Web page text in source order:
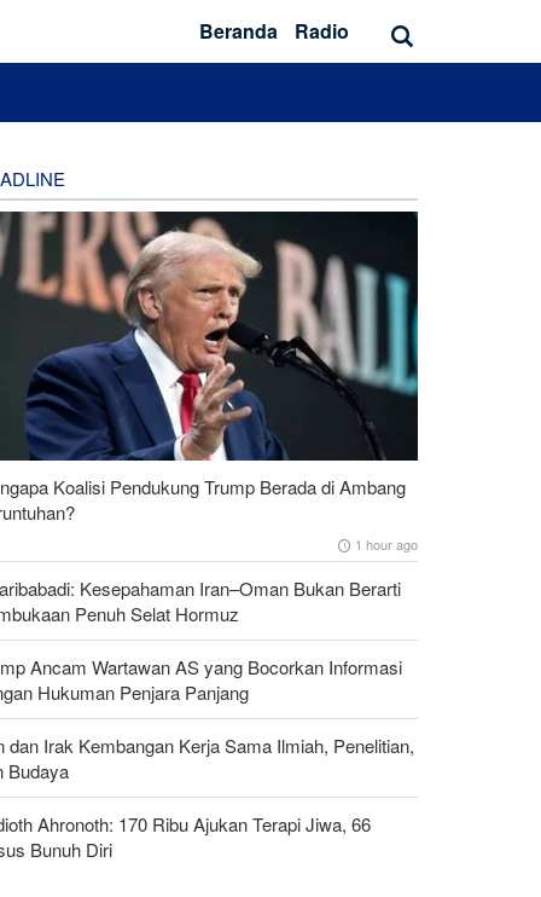
Beranda Radio
Koalisi Pendukung Trump Berada di Ambang
1 hour ago
Kesepahaman Iran–Oman Bukan Berarti
Penuh Selat Hormuz
Ancam Wartawan AS yang Bocorkan Informasi
Hukuman Penjara Panjang
dan Irak Kembangan Kerja Sama Ilmiah, Penelitian,
Budaya
Ahronoth: 170 Ribu Ajukan Terapi Jiwa, 66
Bunuh Diri